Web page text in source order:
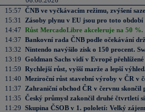
15:57 ČNB ve vyčkávacím režimu, zvýšení
15:31
Zásoby plynu v EU jsou pro toto
14:47 Růst MercadoLibre akceleruje na 50
14:37 Bankovní rada ČNB podle očekávání
13:32 Nintendo navýšilo zisk o 150 procent.
13:19 Goldman Sachs vidí v Evropě
11:59 Rychlejší růst, vyšší marže a lepší
11:40 Meziroční růst stavební výroby v ČR v
11:37
Zahraniční obchod ČR v červnu skončil
11:35 Český průmysl zakončil druhé čtvrtletí
11:29 Skupina ČSOB v 1. pololetí: Velký